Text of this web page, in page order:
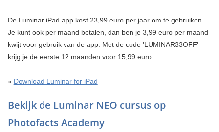
De Luminar iPad app kost 23,99 euro per jaar om te gebruiken.
Je kunt ook per maand betalen, dan ben je 3,99 euro per maand
kwijt voor gebruik van de app. Met de code 'LUMINAR33OFF'
krijg je de eerste 12 maanden voor 15,99 euro.
» Download Luminar for iPad
Bekijk de Luminar NEO cursus op
Photofacts Academy